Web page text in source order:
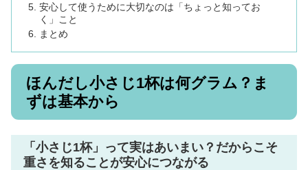
安心して使うために大切なのは「ちょっと知ってお
く」こと
まとめ
ほんだし小さじ1杯は何グラム？ま
ずは基本から
「小さじ1杯」って実はあいまい？だからこそ
重さを知ることが安心につながる